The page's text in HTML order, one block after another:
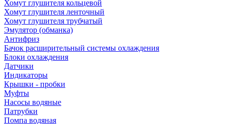
Хомут глушителя кольцевой
Хомут глушителя ленточный
Хомут глушителя трубчатый
Эмулятор (обманка)
Антифриз
Бачок расширительный системы охлаждения
Блоки охлаждения
Датчики
Индикаторы
Крышки - пробки
Муфты
Насосы водяные
Патрубки
Помпа водяная